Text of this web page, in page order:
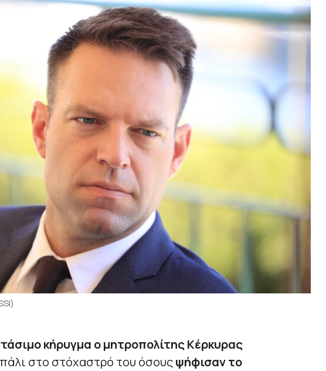
κήρυγμα ο μητροπολίτης Κέρκυρας
στο στόχαστρό του όσουςψήφισαν τo